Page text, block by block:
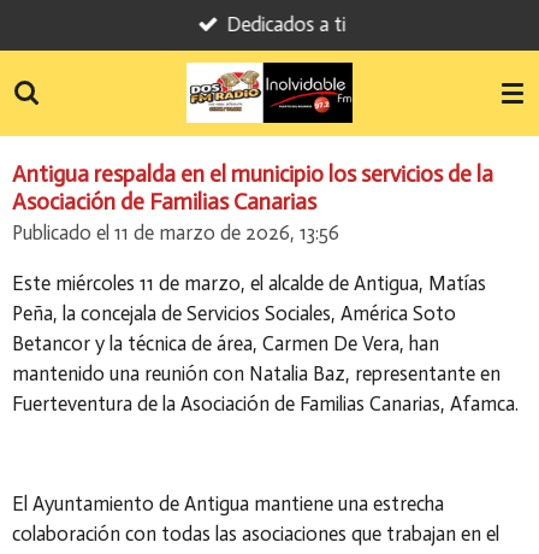
al
contenido
Dedicados a ti
Antigua respalda en el municipio los servicios de la
Asociación de Familias Canarias
Publicado el 11 de marzo de 2026, 13:56
Este miércoles 11 de marzo, el alcalde de Antigua, Matías
Peña, la concejala de Servicios Sociales, América Soto
Betancor y la técnica de área, Carmen De Vera, han
mantenido una reunión con Natalia Baz, representante en
Fuerteventura de la Asociación de Familias Canarias, Afamca.
El Ayuntamiento de Antigua mantiene una estrecha
colaboración con todas las asociaciones que trabajan en el